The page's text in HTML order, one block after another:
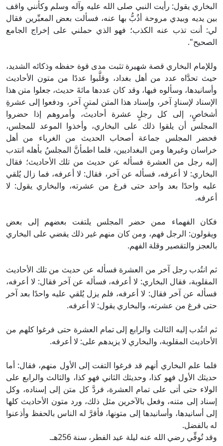
البخاري يقول: رأيت النبي صلى الله عليه وآله وسلم وكأنني واقف
بين يديه وبيدي مروحة أذُبُّ بها عنه، فسألت بعض المعبِّرين فقال
لي: أنت تذب عنه الكذب؛ فهو الذي حملني على إخراج الجامع
الصحيح".
وللإمام البخاري قصة شهيرة تثبت مدى قوة حفظه وذكائه الشديد،
حيث تحدَّاه عدد من أهل بغداد، وقلَّبوا عددًا من متون الأحاديث
وأسانيدها، وسألوه فيها، وقد كان عددها مائةَ حديث، جعلوا متن هذا
الإسناد لإسنادٍ آخر، وإسناد هذا المتن لمتنٍ آخر، ودفعوا إلى عشرةِ
أشخاصٍ، إلى كل رجلٍ عشرة أحاديث، وأمروهم إذا حضروا
المجلس أن يلقوا ذلك على البخاري، وأخذوا الموعد للمجلس،
فحضر المجلس جماعة أصحاب الحديث من الغرباء من أهل
خراسان وغيرها ومن البغداديين، فلما اطمأنَّ المجلسُ بأهله انتدب
إليه رجل من العشرة فسأله عن حديث من تلك الأحاديث؛ فقال
البخاري: لا أعرفه، فسأله عن آخر، فقال: لا أعرفه، فما زال يُلقي
عليه واحدًا بعد واحد حتى فرغ من عشرته، والبخاري يقول: لا
أعرفه.
فكان الفهماء ممن حضر المجلس يلتفت بعضهم إلى بعض
ويقولون: الرجل فهم، ومن كان منهم غير ذلك يقضي على البخاري
بالعجز والتقصير وقلة الفهم.
ثم انتُدب رجل آخر من العشرة فسأله عن حديث من تلك الأحاديث
المقلوبة، فقال البخاري: لا أعرفه، فسأله عن آخر فقال: لا أعرفه،
فسأله عن آخر فقال: لا أعرفه، فلم يزل يُلقي عليه واحدًا بعد آخر
حتى فرغ من عشرته، والبخاري يقول: لا أعرفه.
ثم انتُدب إليه الثالث والرابع إلى تمام العشرة حتى فرغوا كلهم من
الأحاديث المقلوبة، والبخاري لا يزيدهم على: لا أعرفه.
فلما علم البخاري أنهم قد فرغوا التفت إلى الأول منهم، فقال: أما
حديثك الأول فهو كذا، وحديثك الثاني فهو كذا، والثالث والرابع على
الولاء حتى أتى على تمام العشرة، فردَّ كل متن إلى إسناده، وكل
إسناد إلى متنه، وفعل بالآخرين مثل ذلك، ورد متون الأحاديث كلها
إلى أسانيدها، وأسانيدها إلى متونها، فأقرَّ له الناس بالحفظ وأذعنوا
له بالفضل.
وقد تُوفِّي رضي الله عنه ليلة عيد الفطر، سنة 256هـ.